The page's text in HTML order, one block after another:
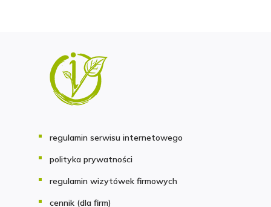
regulamin serwisu internetowego
polityka prywatności
regulamin wizytówek firmowych
cennik (dla firm)